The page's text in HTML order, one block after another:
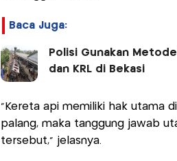
Baca Juga:
Polisi Gunakan
dan KRL di Bekasi
“Kereta api memiliki hak utama
palang, maka tanggung jawab
tersebut,” jelasnya.